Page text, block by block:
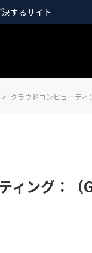
するサイト
クラウドコンピューティ
ィング：（